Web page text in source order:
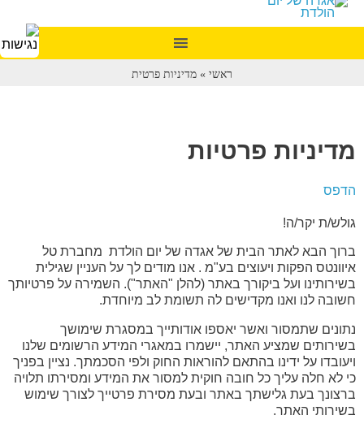
ראשי » מדיניות פרטית
מדיניות פרטיות
הדפס
גולש/ת יקר/ה!
ברוך הבא לאתר הבית של אגדה של יום הולדת מחברת טל
איוונטס הפקות ויעוצים בע"מ . אנו מודים לך על העניין שגילית
בשירותינו ועל ביקורך באתר (להלן "האתר"). השמירה על פרטיותך
חשובה לנו ואנו מקדישים לה תשומת לב מיוחדת.
נתונים שתמסור ואשר יאספו אודותייך במסגרת שימושך
בשירותים שמציע האתר, יישמרו במאגרי המידע הרשומים שלנו
ויעובדו על ידינו בהתאם להוראות החוק ולפי הסכמתך. נציין בפניך
כי לא חלה עליך כל חובה חוקית למסור את המידע ומסירתו תלויה
ברצונך בעת גלישתך באתר ובעת מסירת פרטייך לצורך שימוש
בשירותי האתר.